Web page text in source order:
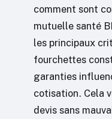
comment sont
mutuelle santé
les principaux
fourchettes
garanties
cotisation. Cela
devis sans